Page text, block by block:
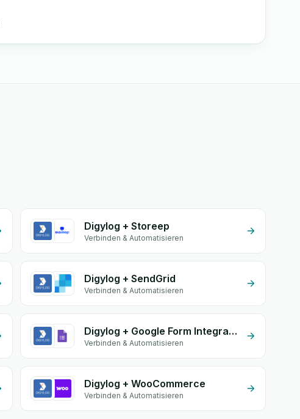
Digylog + Storeep
Verbinden & Automatisieren
Digylog + SendGrid
Verbinden & Automatisieren
Digylog + Google Form Integration
Verbinden & Automatisieren
Digylog + WooCommerce
Verbinden & Automatisieren